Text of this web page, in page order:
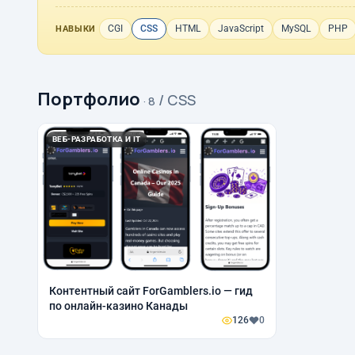
НАВЫКИ CGI CSS HTML JavaScript MySQL PHP
Портфолио · 8 / CSS
ВЕБ-РАЗРАБОТКА И IT
Контентный сайт ForGamblers.io — гид
по онлайн-казино Канады
126 0